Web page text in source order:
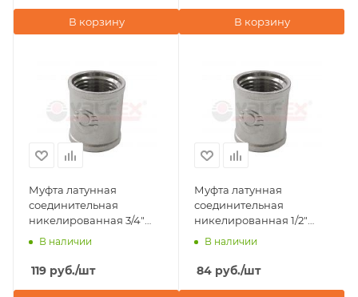
В корзину В корзину
Муфта латунная
соединительная
никелированная 3/4"
внутренняя резьба
В наличии
119 руб./шт
Муфта латунная
соединительная
никелированная 1/2"
внутренняя резьба
В наличии
84 руб./шт